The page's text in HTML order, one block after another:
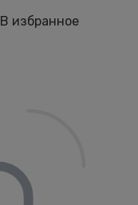
В избранное